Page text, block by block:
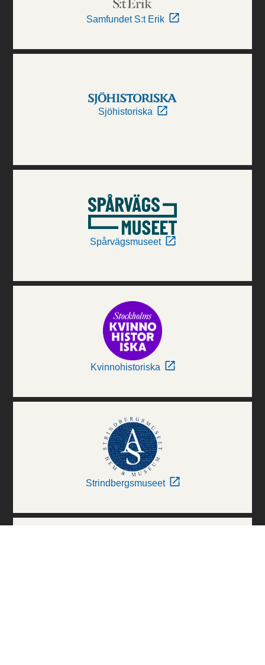
Samfundet S:t Erik
Sjöhistoriska
Spårvägsmuseet
Kvinnohistoriska
Strindbergsmuseet